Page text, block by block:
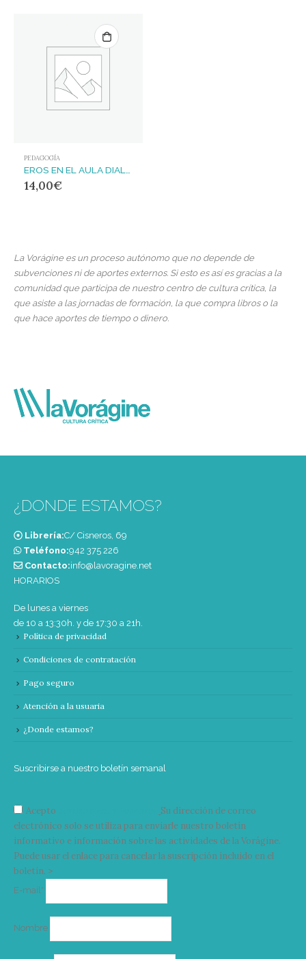
PEDAGOGÍA
14,00€
La Vorágine es un proceso autónomo que no depende de
subvenciones ni de aportes externos. Si esto es así es gracias a la
comunidad que participa de nuestro centro de cultura crítica, la
que asiste a las jornadas de formación, la que compra libros o la
que hace aportes de tiempo o dinero.
¿DONDE ESTAMOS?
Librería:C/ Cisneros, 69
Teléfono:‭942 375 226‬
Contacto:info@lavoragine.net
HORARIOS
De lunes a viernes
de 10 a 13:30h. y de 17:30 a 21h.
Política de privacidad
Condiciones de contratación
Pago seguro
Atención a la usuaria
¿Donde estamos?
Suscribirse a nuestro boletín semanal
Acepto
Su dirección de correo
electrónico solo se utiliza para enviarle nuestro boletín
informativo e información sobre las actividades de la Vorágine.
Puede usar el enlace para cancelar la suscripción incluido en el
boletín. >
E-mail*
Nombre